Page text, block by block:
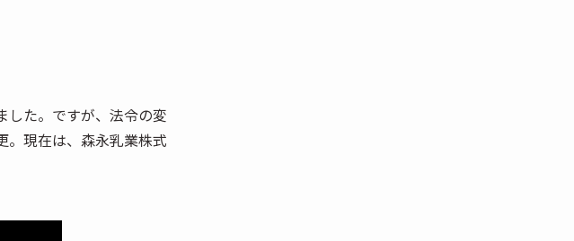
した。ですが、法令の変
。現在は、森永乳業株式